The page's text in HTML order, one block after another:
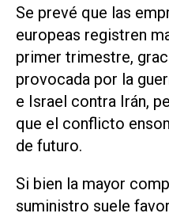
​Se prevé que las
europeas registren
primer trimestre,
provocada por la
e Israel contra Irán,
que el conflicto
‌de futuro.
Si bien la mayor
suministro suele